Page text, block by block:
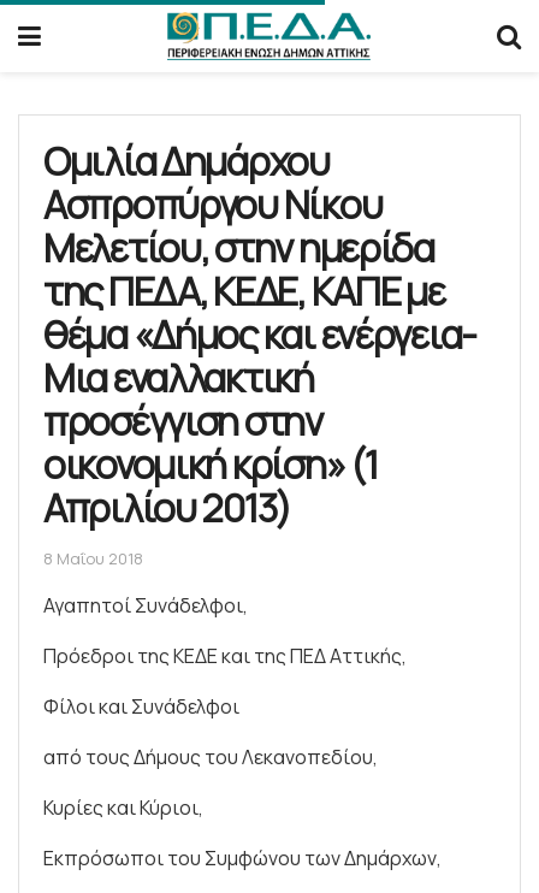
Ομιλία Δημάρχου
Ασπροπύργου Νίκου
Μελετίου, στην ημερίδα
της ΠΕΔΑ, ΚΕΔΕ, ΚΑΠΕ με
θέμα «Δήμος και ενέργεια-
Μια εναλλακτική
προσέγγιση στην
οικονομική κρίση» (1
Απριλίου 2013)
8 Μαΐου 2018
Αγαπητοί Συνάδελφοι,
Πρόεδροι της ΚΕΔΕ και της ΠΕΔ Αττικής,
Φίλοι και Συνάδελφοι
από τους Δήμους του Λεκανοπεδίου,
Κυρίες και Κύριοι,
Εκπρόσωποι του Συμφώνου των Δημάρχων,